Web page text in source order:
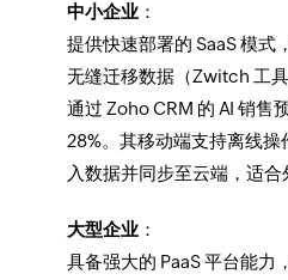
中小企业 ：
提供快速部署的 SaaS 模式
无缝迁移数据（Zwitch 工
通过 Zoho CRM 的 AI 销售
28%。其移动端支持离线
入数据并同步至云端，适合
大型企业 ：
具备强大的 PaaS 平台能力